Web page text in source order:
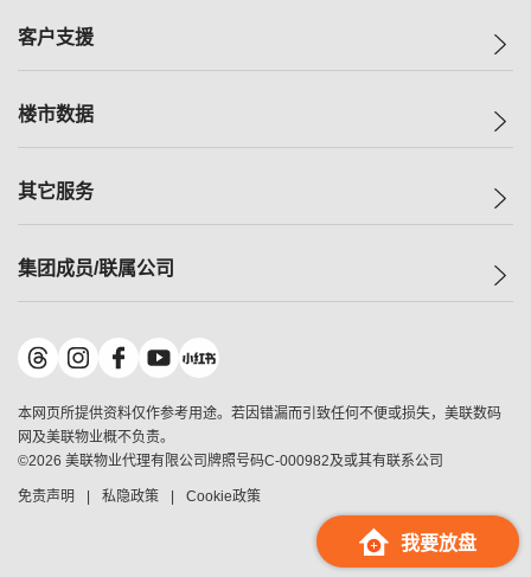
我要放盘
人才招募
一手新房
减价
美联豪宅
独家楼盘
租房
客户支援
自助放盘
查询热线
按揭计算机
负担能力计算机
转按计算机
缴款方式
楼市数据
指数
历史成交
小区成交排行榜
地区百科
其它服务
小区专页
美联精英会
美善会
地产经纪人管理协会
申报已递交的购楼开盘
集团成员/联属公司
美联物业
鋑联控股*
美联工商铺*
美联中国
美联澳门
美联金融集团
本网页所提供资料仅作参考用途。若因错漏而引致任何不便或损失，美联数码
网及美联物业概不负责。
©2026 美联物业代理有限公司牌照号码C-000982及或其有联系公司
免责声明 私隐政策 Cookie政策